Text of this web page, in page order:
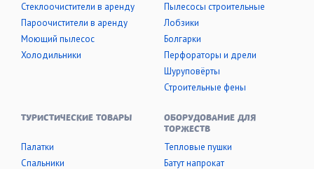
Стеклоочистители в аренду
Пароочистители в аренду
Моющий пылесос
Холодильники
Пылесосы строительные
Лобзики
Болгарки
Перфораторы и дрели
Шуруповёрты
Строительные фены
ТУРИСТИЧЕСКИЕ ТОВАРЫ
Палатки
Cпальники
ОБОРУДОВАНИЕ ДЛЯ
ТОРЖЕСТВ
Тепловые пушки
Батут напрокат